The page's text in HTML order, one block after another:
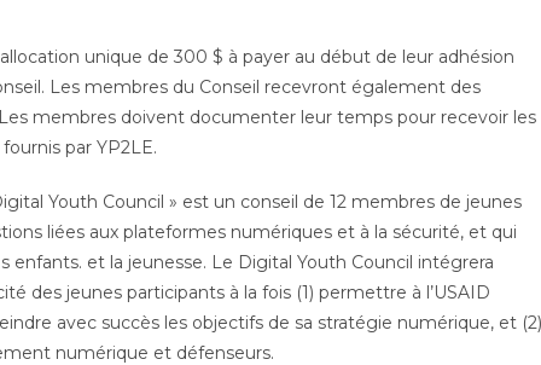
unique de 300 $ à payer au début de leur adhésion
Les membres du Conseil recevront également des
membres doivent documenter leur temps pour recevoir les
par YP2LE.
Youth Council » est un conseil de 12 membres de jeunes
liées aux plateformes numériques et à la sécurité, et qui
et la jeunesse. Le Digital Youth Council intégrera
des jeunes participants à la fois (1) permettre à l’USAID
avec succès les objectifs de sa stratégie numérique, et (2)
numérique et défenseurs.